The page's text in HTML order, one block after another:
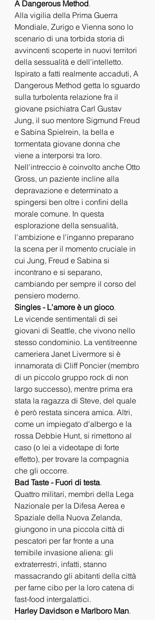
A Dangerous Method.
Alla vigilia della Prima Guerra
Mondiale, Zurigo e Vienna sono lo
scenario di una torbida storia di
avvincenti scoperte in nuovi territori
della sessualità e dell'intelletto.
Ispirato a fatti realmente accaduti, A
Dangerous Method getta lo sguardo
sulla turbolenta relazione fra il
giovane psichiatra Carl Gustav
Jung, il suo mentore Sigmund Freud
e Sabina Spielrein, la bella e
tormentata giovane donna che
viene a interporsi tra loro.
Nell'intreccio è coinvolto anche Otto
Gross, un paziente incline alla
depravazione e determinato a
spingersi ben oltre i confini della
morale comune. In questa
esplorazione della sensualità,
l'ambizione e l'inganno preparano
la scena per il momento cruciale in
cui Jung, Freud e Sabina si
incontrano e si separano,
cambiando per sempre il corso del
pensiero moderno.
Singles - L'amore è un gioco.
Le vicende sentimentali di sei
giovani di Seattle, che vivono nello
stesso condominio. La ventitreenne
cameriera Janet Livermore si è
innamorata di Cliff Poncier (membro
di un piccolo gruppo rock di non
largo successo), mentre prima era
stata la ragazza di Steve, del quale
è però restata sincera amica. Altri,
come un impiegato d'albergo e la
rossa Debbie Hunt, si rimettono al
caso (o lei a videotape di forte
effetto), per trovare la compagnia
che gli occorre.
Bad Taste - Fuori di testa.
Quattro militari, membri della Lega
Nazionale per la Difesa Aerea e
Spaziale della Nuova Zelanda,
giungono in una piccola città di
pescatori per far fronte a una
temibile invasione aliena: gli
extraterrestri, infatti, stanno
massacrando gli abitanti della città
per farne cibo per la loro catena di
fast-food intergalattici.
Harley Davidson e Marlboro Man.